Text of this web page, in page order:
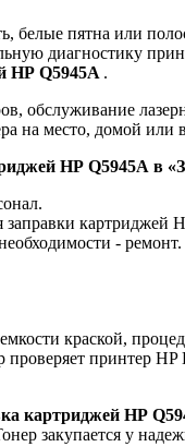
белые пятна или
диагностику
HP Q5945A .
обслуживание
на место, домой или
HP Q5945A в
картриджей
- ремонт.
краской,
принтер
картриджей HP
закупается у